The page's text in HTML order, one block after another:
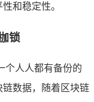
和稳定性。
锁
个人人都有备份的
链数据，随着区块链